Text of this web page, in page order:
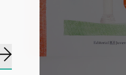
Suscribirse